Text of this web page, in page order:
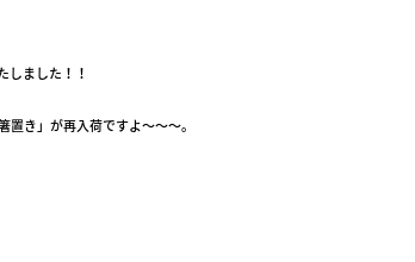
しました！！
き」が再入荷ですよ～～～。